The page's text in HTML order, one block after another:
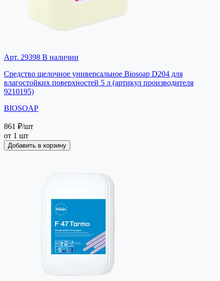
Арт. 29398 В наличии
Средство щелочное универсальное Biosoap D204 для
влагостойких поверхностей 5 л (артикул производителя
9210195)
BIOSOAP
861 ₽/шт
от 1 шт
Добавить в корзину